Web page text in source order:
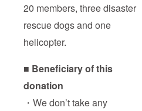
20 members, three disaster
rescue dogs and one
helicopter.
■ Beneficiary of this
donation
・We don’t take any